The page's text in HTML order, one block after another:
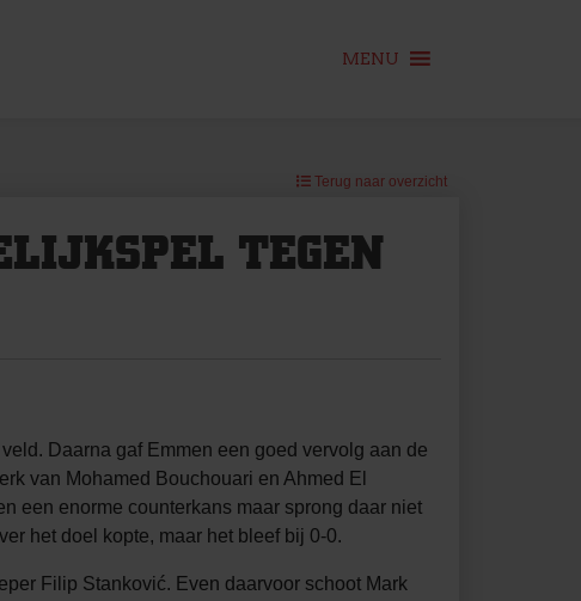
MENU
Terug naar overzicht
TEGEN
Daarna gaf Emmen een goed vervolg aan de
van Mohamed Bouchouari en Ahmed El
een enorme counterkans maar sprong daar niet
het doel kopte, maar het bleef bij 0-0.
Filip Stanković. Even daarvoor schoot Mark